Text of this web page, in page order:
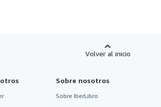
Volver al inicio
Sobre nosotros
Sobre IberLibro